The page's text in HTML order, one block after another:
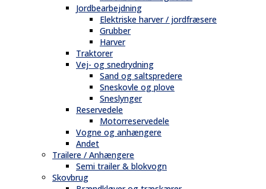
Jordbearbejdning
Elektriske harver / jordfræsere
Grubber
Harver
Traktorer
Vej- og snedrydning
Sand og saltspredere
Sneskovle og plove
Sneslynger
Reservedele
Motorreservedele
Vogne og anhængere
Andet
Trailere / Anhængere
Semi trailer & blokvogn
Skovbrug